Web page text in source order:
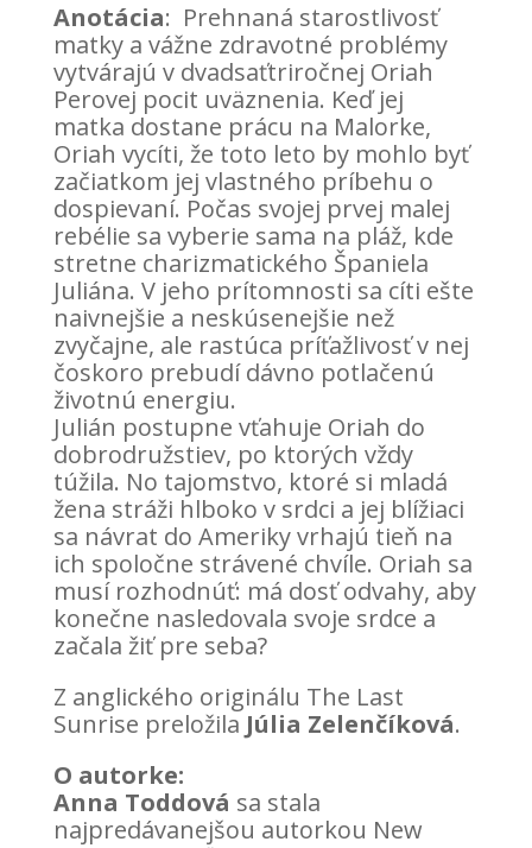
Anotácia: Prehnaná starostlivosť
matky a vážne zdravotné problémy
vytvárajú v dvadsaťtriročnej Oriah
Perovej pocit uväznenia. Keď jej
matka dostane prácu na Malorke,
Oriah vycíti, že toto leto by mohlo byť
začiatkom jej vlastného príbehu o
dospievaní. Počas svojej prvej malej
rebélie sa vyberie sama na pláž, kde
stretne charizmatického Španiela
Juliána. V jeho prítomnosti sa cíti ešte
naivnejšie a neskúsenejšie než
zvyčajne, ale rastúca príťažlivosť v nej
čoskoro prebudí dávno potlačenú
životnú energiu.
Julián postupne vťahuje Oriah do
dobrodružstiev, po ktorých vždy
túžila. No tajomstvo, ktoré si mladá
žena stráži hlboko v srdci a jej blížiaci
sa návrat do Ameriky vrhajú tieň na
ich spoločne strávené chvíle. Oriah sa
musí rozhodnúť: má dosť odvahy, aby
konečne nasledovala svoje srdce a
začala žiť pre seba?
Z anglického originálu The Last
Sunrise preložila Júlia Zelenčíková.
O autorke:
Anna Toddová sa stala
najpredávanejšou autorkou New